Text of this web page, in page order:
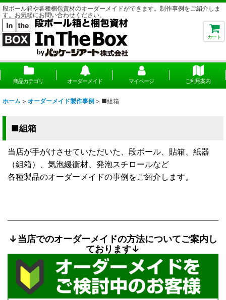
段ボール箱や各種梱包資材のオーダーメイドができます。制作事例をご紹介しま
す。お気軽にお問い合わせください。
カート
商品カテゴリ オーダーメイド マイページ ご利用案内
ホーム > オーダーメイド製作事例 > ■組箱
■組箱
当店が手がけさせていただいた、段ボール、貼箱、紙器
（組箱）、気泡緩衝材、発泡スチロールなど
各種製品のオーダーメイドの事例をご紹介します。
↓当店でのオーダーメイドの方法についてご案内し
ております↓